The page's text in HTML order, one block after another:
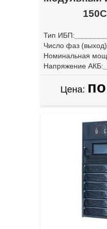
Тип ИБП:
Число фаз
Номинальная
Напряжение АКБ:
Цена: